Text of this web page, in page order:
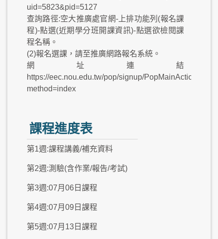
uid=5823&pid=5127
查詢路徑:空大推廣處官網-上排功能列(報名課
程)-點選(近期學分班開課資訊)-點選欲檢閱課
程名稱。
(2)報名選課，請至推廣網路報名系統。
網址連結
https://eec.nou.edu.tw/pop/signup/PopMainAction.do?
method=index
課程進度表
第1週:課程講義/補充資料
第2週:測驗(含作業/報告/考試)
第3週:07月06日課程
第4週:07月09日課程
第5週:07月13日課程